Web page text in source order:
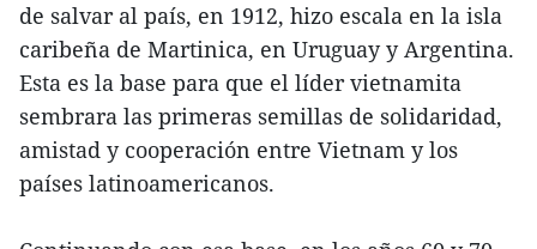
de salvar al país, en 1912, hizo escala en la isla
caribeña de Martinica, en Uruguay y Argentina.
Esta es la base para que el líder vietnamita
sembrara las primeras semillas de solidaridad,
amistad y cooperación entre Vietnam y los
países latinoamericanos.